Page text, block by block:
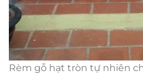
Rèm gỗ hạt tròn tự nhiên